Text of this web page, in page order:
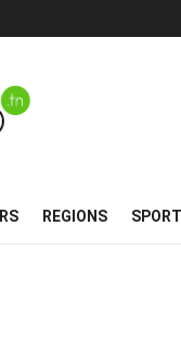
REGIONS SPORT